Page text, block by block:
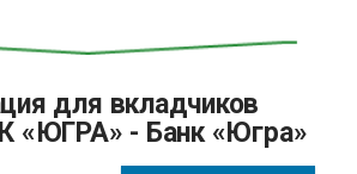
«ЮГРА» - Банк «Югра»